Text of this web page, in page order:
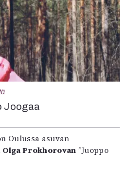
Joogaa
Oulussa asuvan
Olga Prokhorovan ”Juoppo